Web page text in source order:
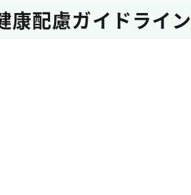
康配慮ガイドライン